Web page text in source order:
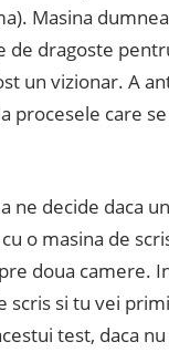
Masina
de dragoste
un vizionar. A
procesele care
ne decide daca
o masina de
doua camere.
scris si tu vei
test, daca